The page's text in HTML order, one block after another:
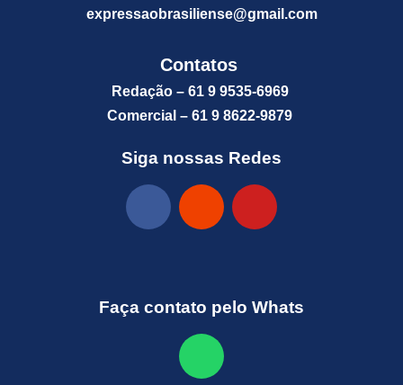
expressaobrasiliense@gmail.com
Contatos
Redação – 61 9 9535-6969
Comercial – 61 9 8622-9879
Siga nossas Redes
Faça contato pelo Whats